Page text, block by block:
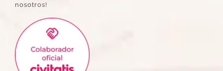
nosotros!